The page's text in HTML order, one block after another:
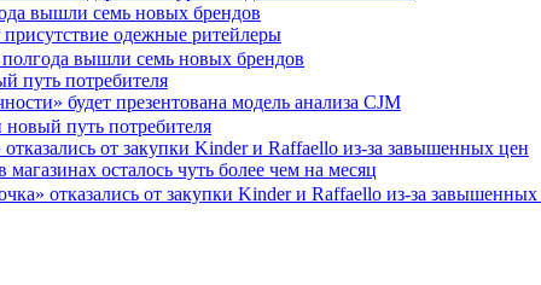
вышли семь новых брендов
одежные ритейлеры
путь потребителя
будет презентована модель анализа CJM
от закупки Kinder и Raffaello из-за завышенных цен
осталось чуть более чем на месяц